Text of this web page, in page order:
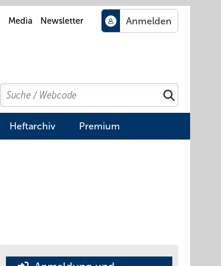
Media Newsletter
Search
Suchen
Heftarchiv Premium